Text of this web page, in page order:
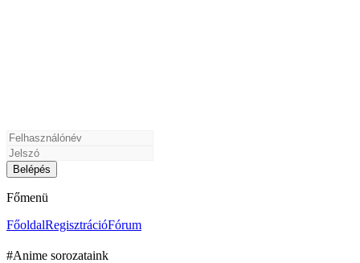
Főmenü
FőoldalRegisztrációFórum
#Anime sorozataink